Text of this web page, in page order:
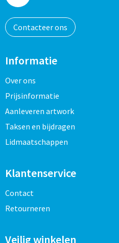
Contacteer ons
Informatie
Over ons
Prijsinformatie
Aanleveren artwork
Taksen en bijdragen
Lidmaatschappen
Klantenservice
Contact
Retourneren
Veilig winkelen